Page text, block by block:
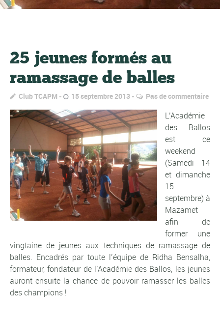
25 jeunes formés au
ramassage de balles
Club TCAPM 15 septembre 2013 Pas de commentaire
L’Académie
des Ballos
est ce
weekend
(Samedi 14
et dimanche
15
septembre) à
Mazamet
afin de
former une
vingtaine de jeunes aux techniques de ramassage de
balles. Encadrés par toute l’équipe de Ridha Bensalha,
formateur, fondateur de l’Académie des Ballos, les jeunes
auront ensuite la chance de pouvoir ramasser les balles
des champions !